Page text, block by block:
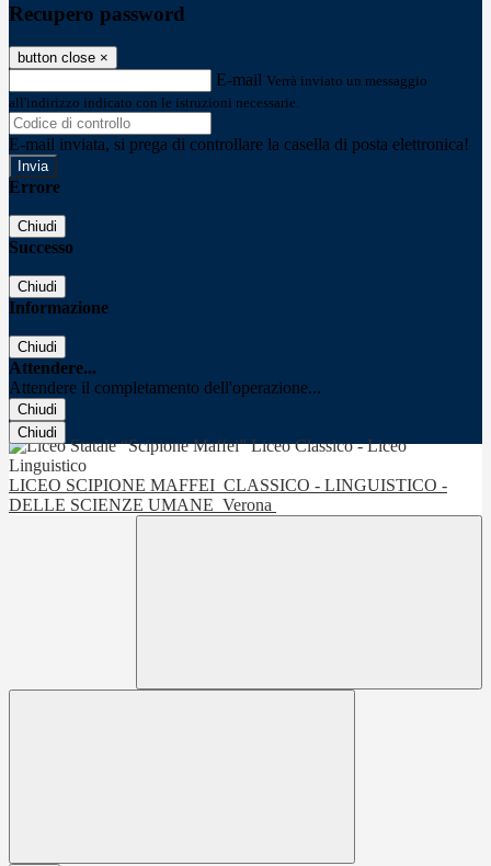
Recupero password
button close ×
E-mail Verrà inviato un messaggio
all'indirizzo indicato con le istruzioni necessarie.
E-mail inviata, si prega di controllare la casella di posta elettronica!
Errore
Chiudi
Successo
Chiudi
Informazione
Chiudi
Attendere...
Attendere il completamento dell'operazione...
Chiudi
Chiudi
LICEO SCIPIONE MAFFEI CLASSICO - LINGUISTICO -
DELLE SCIENZE UMANE Verona